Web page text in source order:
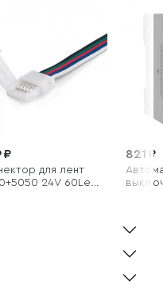
₽
для лент
24V 60Led
821 ₽